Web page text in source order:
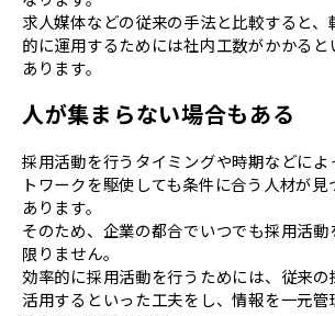
求人媒体などの従来の手法と比較すると、
的に運用するためには社内工数がかかる
あります。
人が集まらない場合もある
採用活動を行うタイミングや時期などによ
トワークを駆使しても条件に合う人材が
あります。
そのため、企業の都合でいつでも採用活
限りません。
効率的に採用活動を行うためには、従来の
活用するといった工夫をし、情報を一元